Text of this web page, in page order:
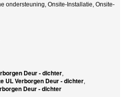
ondersteuning, Onsite-Installatie, Onsite-
Deur - dichter,
UL Verborgen Deur - dichter,
Deur - dichter